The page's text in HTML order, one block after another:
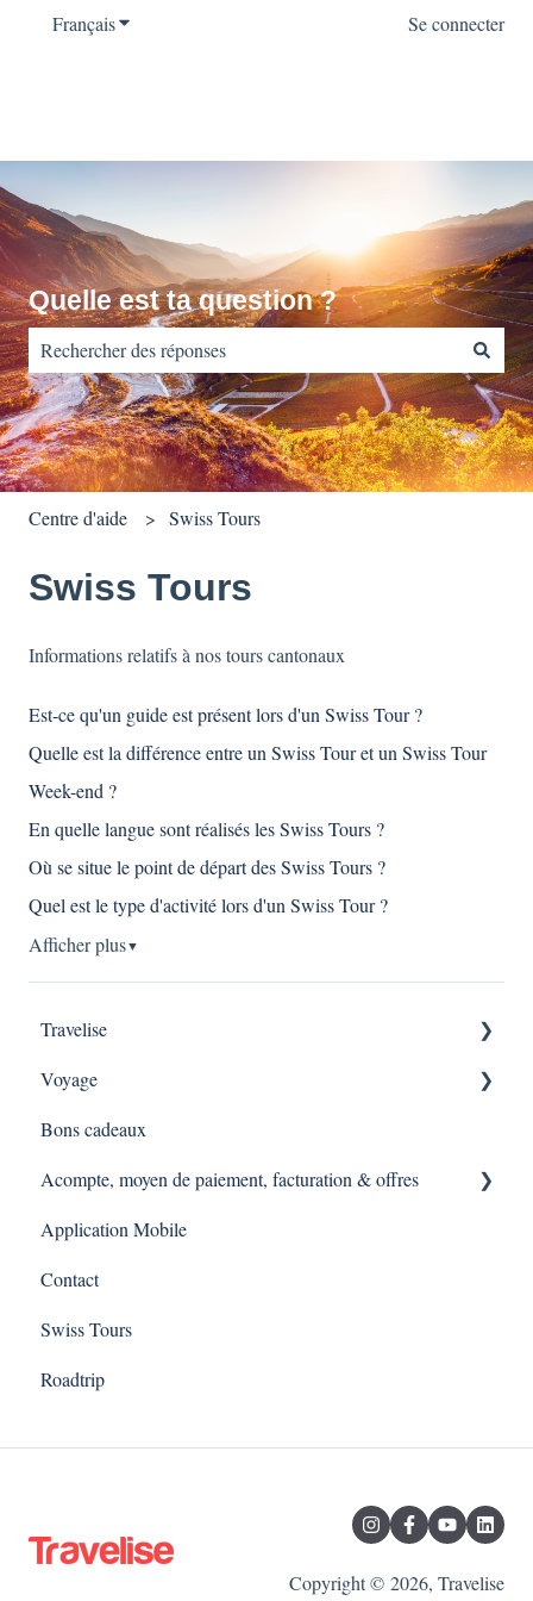
FrançaisAfficher le sous-menu pour les traductionsSe connecter
Quelle est ta question ?
Il n'y a aucune suggestion car le champ de recherche est vide.
Centre d'aide Swiss Tours
Swiss Tours
Informations relatifs à nos tours cantonaux
Est-ce qu'un guide est présent lors d'un Swiss Tour ?
Quelle est la différence entre un Swiss Tour et un Swiss Tour
Week-end ?
En quelle langue sont réalisés les Swiss Tours ?
Où se situe le point de départ des Swiss Tours ?
Quel est le type d'activité lors d'un Swiss Tour ?
Afficher plus▼
Travelise
Pourquoi Travelise ?
Qu'est ce qu'une expérience Travelise ?
Voyage
Comment se déroule une expérience Travelise ?
Sortie d'entreprises
Bons cadeaux
Acompte, moyen de paiement, facturation & offres
Expérience via une demande d'offre
Application Mobile
Contact
Swiss Tours
Roadtrip
Copyright © 2026, Travelise